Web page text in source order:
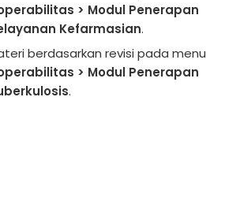
> Modul Penerapan
Kefarmasian.
berdasarkan revisi pada menu
> Modul Penerapan
.